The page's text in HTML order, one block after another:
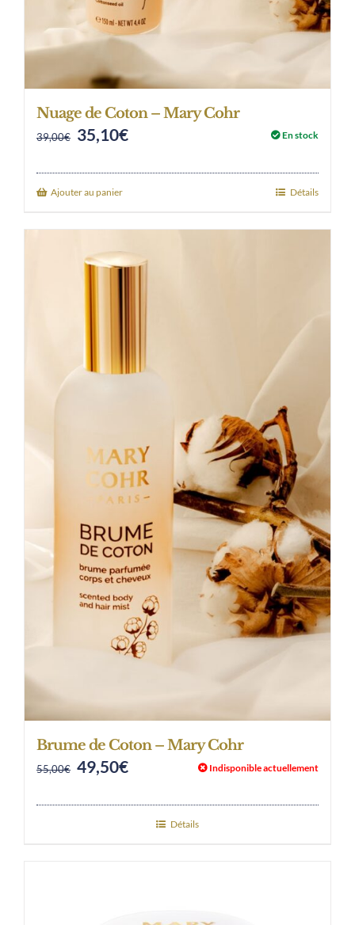
Nuage de Coton – Mary Cohr
39,00€ Original
35,10€Current
En stock
Ajouter au panier Détails
Brume de Coton – Mary Cohr
55,00€ Original
49,50€Current
Indisponible actuellement
Détails